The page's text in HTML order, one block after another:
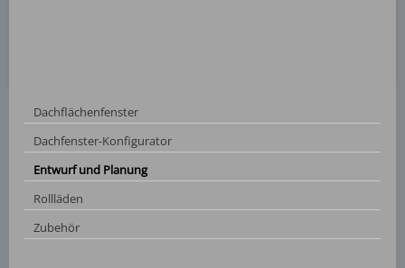
Dachflächenfenster
Dachfenster-Konfigurator
Entwurf und Planung
Rollläden
Zubehör